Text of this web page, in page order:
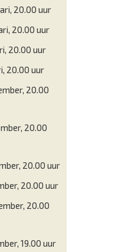
20.00 uur
20.00 uur
20.00 uur
20.00 uur
20.00
20.00
20.00 uur
20.00 uur
20.00
19.00 uur